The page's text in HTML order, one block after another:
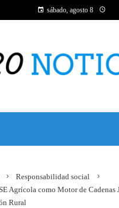
sábado, agosto 8
Responsabilidad social
Agrícola como Motor de Cadenas
Rural